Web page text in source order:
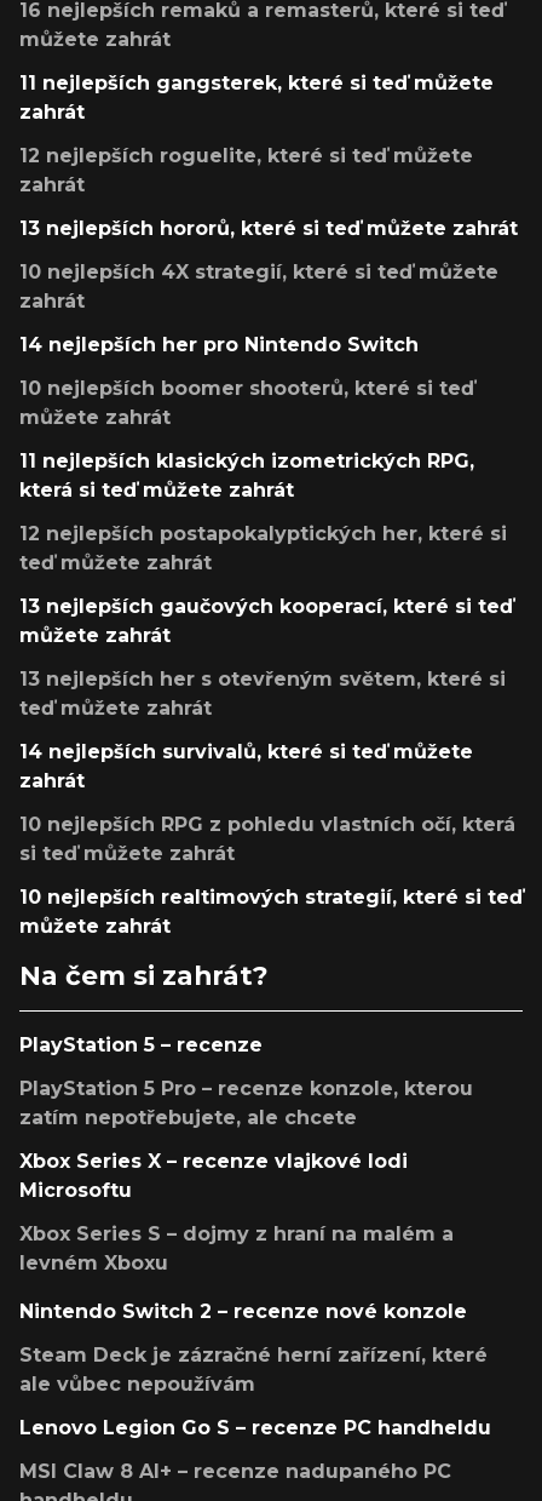
16 nejlepších remaků a remasterů, které si teď
můžete zahrát
11 nejlepších gangsterek, které si teď můžete
zahrát
12 nejlepších roguelite, které si teď můžete
zahrát
13 nejlepších hororů, které si teď můžete zahrát
10 nejlepších 4X strategií, které si teď můžete
zahrát
14 nejlepších her pro Nintendo Switch
10 nejlepších boomer shooterů, které si teď
můžete zahrát
11 nejlepších klasických izometrických RPG,
která si teď můžete zahrát
12 nejlepších postapokalyptických her, které si
teď můžete zahrát
13 nejlepších gaučových kooperací, které si teď
můžete zahrát
13 nejlepších her s otevřeným světem, které si
teď můžete zahrát
14 nejlepších survivalů, které si teď můžete
zahrát
10 nejlepších RPG z pohledu vlastních očí, která
si teď můžete zahrát
10 nejlepších realtimových strategií, které si teď
můžete zahrát
Na čem si zahrát?
PlayStation 5 – recenze
PlayStation 5 Pro – recenze konzole, kterou
zatím nepotřebujete, ale chcete
Xbox Series X – recenze vlajkové lodi
Microsoftu
Xbox Series S – dojmy z hraní na malém a
levném Xboxu
Nintendo Switch 2 – recenze nové konzole
Steam Deck je zázračné herní zařízení, které
ale vůbec nepoužívám
Lenovo Legion Go S – recenze PC handheldu
MSI Claw 8 AI+ – recenze nadupaného PC